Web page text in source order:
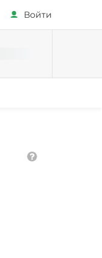
Войти